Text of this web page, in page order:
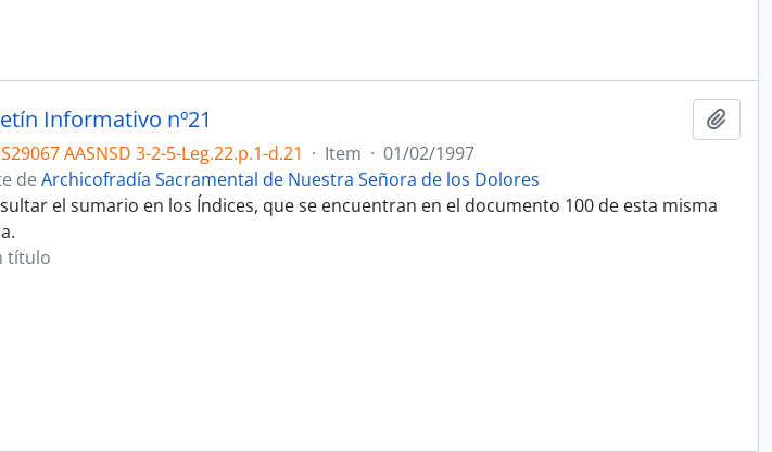
Informativo nº21
AASNSD 3-2-5-Leg.22.p.1-d.21 · Item · 01/02/1997
de Archicofradía Sacramental de Nuestra Señora de los Dolores
el sumario en los Índices, que se encuentran en el documento 100 de esta misma
título